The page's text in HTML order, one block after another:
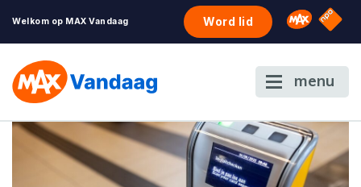
Welkom op MAX Vandaag Word lid Omroep
NPO
menu